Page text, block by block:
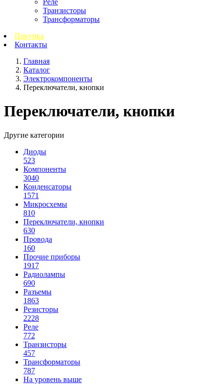
Реле
Транзисторы
Трансформаторы
Покупка
Контакты
Главная
Каталог
Электрокомпоненты
Переключатели, кнопки
Переключатели, кнопки
Другие категории
Диоды
523
Компоненты
3040
Конденсаторы
1571
Микросхемы
810
Переключатели, кнопки
630
Провода
160
Прочие приборы
1917
Радиолампы
690
Разъемы
1863
Резисторы
2228
Реле
772
Транзисторы
457
Трансформаторы
787
На уровень выше